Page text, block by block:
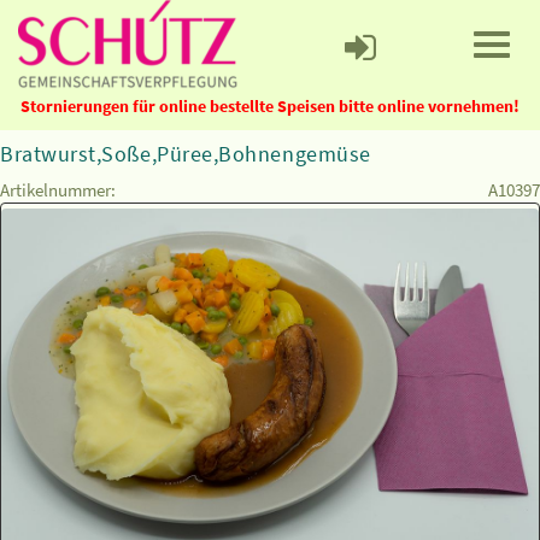
Stornierungen für online bestellte Speisen bitte online vornehmen!
Bratwurst,Soße,Püree,Bohnengemüse
Artikelnummer: A10397